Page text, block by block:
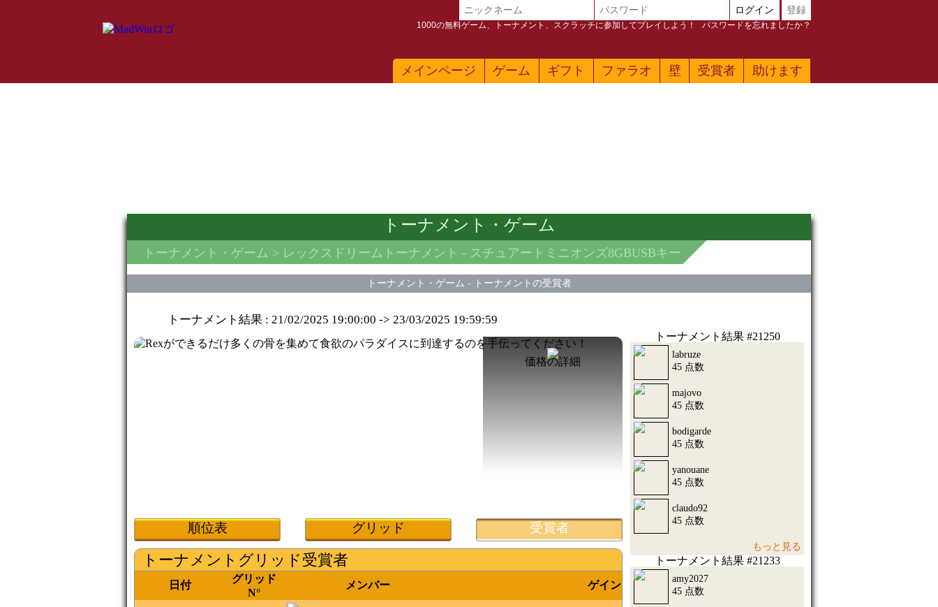
メインページ ゲーム ギフト ファラオ 壁 受賞者 助けます
ログイン 登録
1000の無料ゲーム、トーナメント、スクラッチに参加してプレイしよう！ パスワードを忘れましたか？
トーナメント・ゲーム
トーナメント・ゲーム > レックスドリームトーナメント - スチュアートミニオンズ8GBUSBキー
トーナメント・ゲーム - トーナメントの受賞者
トーナメント結果 :21/02/2025 19:00:00 ->23/03/2025 19:59:59
価格の詳細
順位表 グリッド 受賞者
トーナメントグリッド受賞者
日付
グリッド
N°
メンバー ゲイン
トーナメント結果 #21250
labruze
45 点数
majovo
45 点数
bodigarde
45 点数
yanouane
45 点数
claudo92
45 点数
もっと見る
トーナメント結果 #21233
amy2027
45 点数